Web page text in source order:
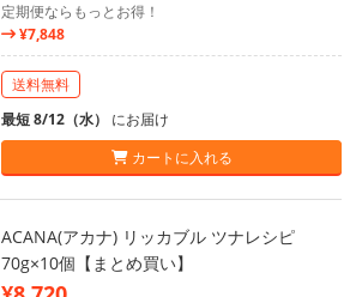
定期便ならもっとお得！
¥7,848
送料無料
最短 8/12（水） にお届け
カートに入れる
ACANA(アカナ) リッカブル ツナレシピ
70g×10個【まとめ買い】